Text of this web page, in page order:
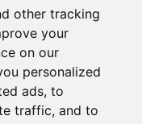
other tracking
your
on our
personalized
ads, to
traffic, and to
778, Jinfan Street,
Jinhua, Provinz